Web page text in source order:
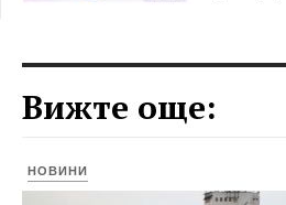
Вижте още:
НОВИНИ